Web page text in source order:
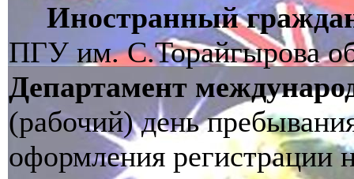
Иностранный
ПГУ им. С.Торайгырова
Департамент
(рабочий) день
оформления регистрации